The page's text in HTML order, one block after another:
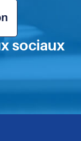
sociaux